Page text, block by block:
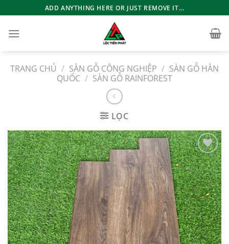
qua
nội
ADD ANYTHING HERE OR JUST REMOVE IT...
TRANG CHỦ / SÀN GỖ CÔNG NGHIỆP / SÀN GỖ HÀN
QUỐC / SÀN GỖ RAINFOREST
LỌC
Add to
wishlist